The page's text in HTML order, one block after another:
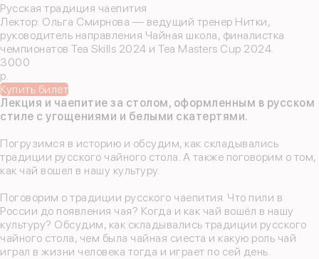
Русская традиция чаепития
Лектор: Ольга Смирнова — ведущий тренер Нитки,
руководитель направления Чайная школа, финалистка
чемпионатов Tea Skills 2024 и Tea Masters Cup 2024.
3000
р.
Купить билет
Лекция и чаепитие за столом, оформленным в русском
стиле с угощениями и белыми скатертями.
Погрузимся в историю и обсудим, как складывались
традиции русского чайного стола. А также поговорим о том,
как чай вошел в нашу культуру.
Поговорим о традиции русского чаепития. Что пили в
России до появления чая? Когда и как чай вошёл в нашу
культуру? Обсудим, как складывались традиции русского
чайного стола, чем была чайная сиеста и какую роль чай
играл в жизни человека тогда и играет по сей день.